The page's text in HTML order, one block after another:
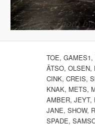
TOE,
ÄTSO, OLSEN,
CINK, CREIS,
KNAK, METS,
AMBER, JEYT,
JANE, SHOW,
SPADE,